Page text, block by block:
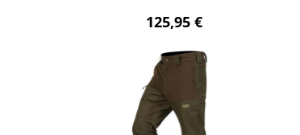
Regulärer Preis:
125,95 €